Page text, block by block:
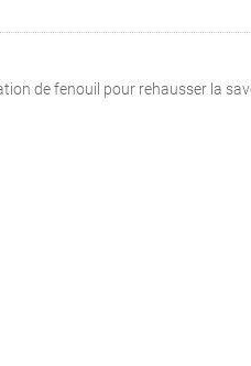
de fenouil pour rehausser la